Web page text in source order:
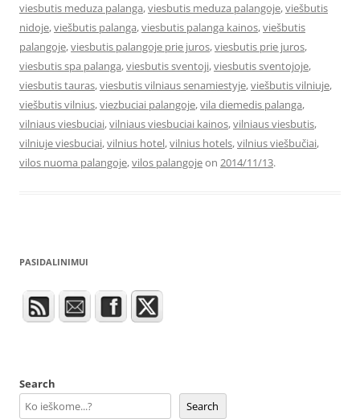
viesbutis meduza palanga,viesbutis meduza palangoje,viešbutis
nidoje,viešbutis palanga,viesbutis palanga kainos,viešbutis
palangoje,viesbutis palangoje prie juros,viesbutis prie juros,
viesbutis spa palanga,viesbutis sventoji,viesbutis sventojoje,
viesbutis tauras,viesbutis vilniaus senamiestyje,viešbutis vilniuje,
viešbutis vilnius,viezbuciai palangoje,vila diemedis palanga,
vilniaus viesbuciai,vilniaus viesbuciai kainos,vilniaus viesbutis,
vilniuje viesbuciai,vilnius hotel,vilnius hotels,vilnius viešbučiai,
vilos nuoma palangoje,vilos palangojeon 2014/11/13.
PASIDALINIMUI
Search
Search